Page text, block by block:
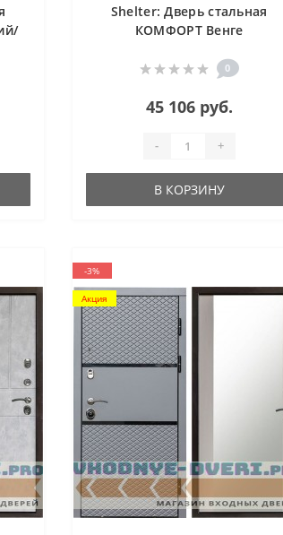
Shelter: Дверь стальная
КОМФОРТ Венге
филадельфия крем (3)
0
45 106 руб.
- +
В КОРЗИНУ
-3%
Акция